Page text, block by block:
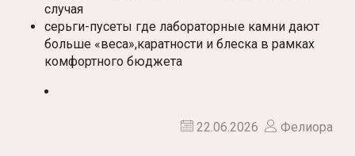
случая
серьги-пусеты где лабораторные камни дают
больше «веса»,каратности и блеска в рамках
комфортного бюджета
22.06.2026 Фелиора